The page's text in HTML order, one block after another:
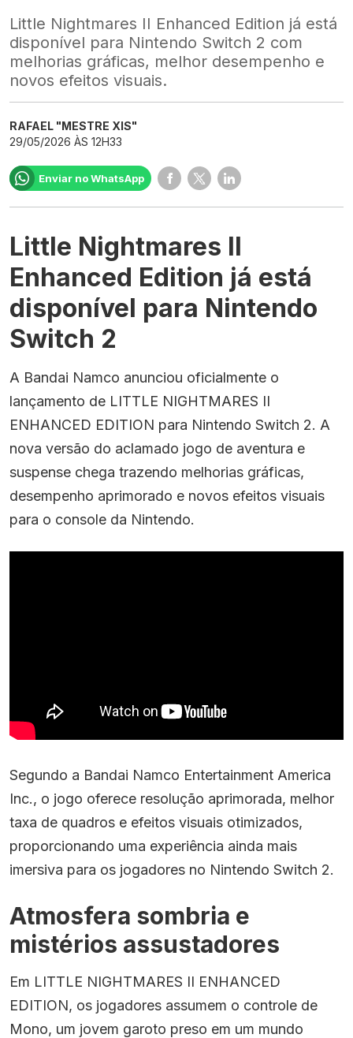
Little Nightmares II Enhanced Edition já está
disponível para Nintendo Switch 2 com
melhorias gráficas, melhor desempenho e
novos efeitos visuais.
RAFAEL "MESTRE XIS"
29/05/2026 ÀS 12H33
Enviar no WhatsApp
Little Nightmares II
Enhanced Edition já está
disponível para Nintendo
Switch 2
A Bandai Namco anunciou oficialmente o
lançamento de LITTLE NIGHTMARES II
ENHANCED EDITION para Nintendo Switch 2. A
nova versão do aclamado jogo de aventura e
suspense chega trazendo melhorias gráficas,
desempenho aprimorado e novos efeitos visuais
para o console da Nintendo.
Segundo a Bandai Namco Entertainment America
Inc., o jogo oferece resolução aprimorada, melhor
taxa de quadros e efeitos visuais otimizados,
proporcionando uma experiência ainda mais
imersiva para os jogadores no Nintendo Switch 2.
Atmosfera sombria e
mistérios assustadores
Em LITTLE NIGHTMARES II ENHANCED
EDITION, os jogadores assumem o controle de
Mono, um jovem garoto preso em um mundo